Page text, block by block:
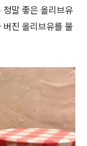
정말 좋은 올리브유
진 올리브유를 물